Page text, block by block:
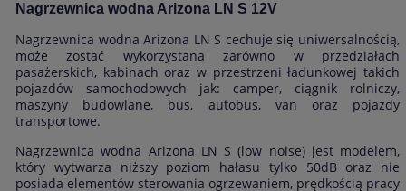
Nagrzewnica wodna Arizona LN S 12V
Nagrzewnica wodna Arizona LN S cechuje się uniwersalnością,
może zostać wykorzystana zarówno w przedziałach
pasażerskich, kabinach oraz w przestrzeni ładunkowej takich
pojazdów samochodowych jak: camper, ciągnik rolniczy,
maszyny budowlane, bus, autobus, van oraz pojazdy
transportowe.
Nagrzewnica wodna Arizona LN S (low noise) jest modelem,
który wytwarza niższy poziom hałasu tylko 50dB oraz nie
posiada elementów sterowania ogrzewaniem, prędkością pracy